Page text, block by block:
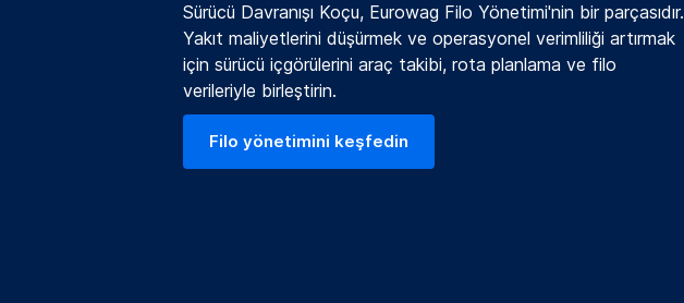
Sürücü Davranışı Koçu, Eurowag Filo Yönetimi'nin bir parçasıdır.
Yakıt maliyetlerini düşürmek ve operasyonel verimliliği artırmak
için sürücü içgörülerini araç takibi, rota planlama ve filo
verileriyle birleştirin.
Filo yönetimini keşfedin